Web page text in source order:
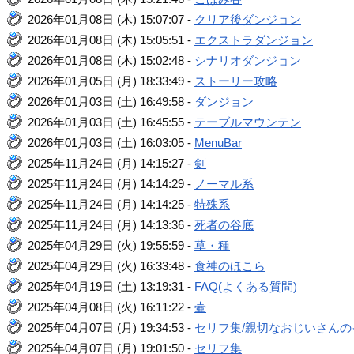
2026年01月08日 (木) 15:07:07 - クリア後ダンジョン
2026年01月08日 (木) 15:05:51 - エクストラダンジョン
2026年01月08日 (木) 15:02:48 - シナリオダンジョン
2026年01月05日 (月) 18:33:49 - ストーリー攻略
2026年01月03日 (土) 16:49:58 - ダンジョン
2026年01月03日 (土) 16:45:55 - テーブルマウンテン
2026年01月03日 (土) 16:03:05 - MenuBar
2025年11月24日 (月) 14:15:27 -剣
2025年11月24日 (月) 14:14:29 - ノーマル系
2025年11月24日 (月) 14:14:25 -特殊系
2025年11月24日 (月) 14:13:36 -死者の谷底
2025年04月29日 (火) 19:55:59 -草・種
2025年04月29日 (火) 16:33:48 -食神のほこら
2025年04月19日 (土) 13:19:31 - FAQ(よくある質問)
2025年04月08日 (火) 16:11:22 -壷
2025年04月07日 (月) 19:34:53 - セリフ集/親切なおじいさん
2025年04月07日 (月) 19:01:50 - セリフ集